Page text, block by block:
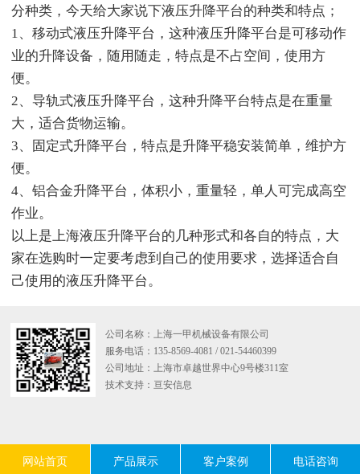
分种类，今天给大家说下液压升降平台的种类和特点；
1、移动式液压升降平台，这种液压升降平台是可移动作
业的升降设备，随用随走，特点是不占空间，使用方
便。
2、导轨式液压升降平台，这种升降平台特点是在重量
大，适合货物运输。
3、固定式升降平台，特点是升降平稳安装简单，维护方
便。
4、铝合金升降平台，体积小，重量轻，单人可完成高空
作业。
以上是上海液压升降平台的几种形式和各自的特点，大
家在选购时一定要考虑到自己的使用要求，选择适合自
己使用的液压升降平台。
公司名称：上海一甲机械设备有限公司
服务电话：135-8569-4081 / 021-54460399
公司地址：上海市卓越世界中心9号楼311室
技术支持： 亘安信息
网站首页 产品展示 客户案例 电话咨询